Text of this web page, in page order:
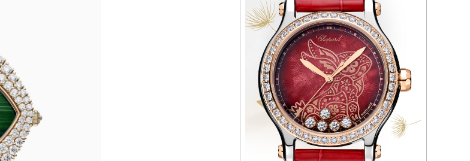
902室（需提前预约）
写字楼（芙蓉广场）10层13室（需提前预约）
需提前预约）
权店）3层整层（需提前预约）
权店）1层整层（需提前预约）
权店）1层整层（需提前预约）
座17层17-B（需提前预约）
前预约）
层03室（需提前预约）